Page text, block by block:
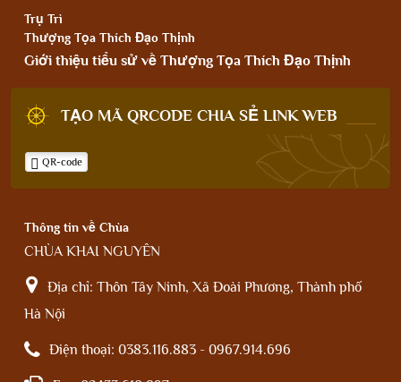
Trụ Trì
Thượng Tọa Thích Đạo Thịnh
Giới thiệu tiểu sử về Thượng Tọa Thích Đạo Thịnh
TẠO MÃ QRCODE CHIA SẺ LINK WEB
QR-code
Thông tin về Chùa
CHÙA KHAI NGUYÊN
Địa chỉ: Thôn Tây Ninh, Xã Đoài Phương, Thành phố
Hà Nội
Điện thoại: 0383.116.883 - 0967.914.696